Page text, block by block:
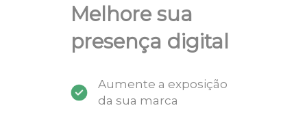
Melhore sua
presença digital
Aumente a exposição
da sua marca